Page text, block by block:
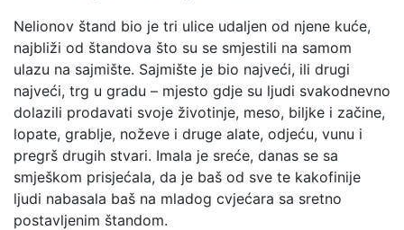
Nelionov štand bio je tri ulice udaljen od njene kuće,
najbliži od štandova što su se smjestili na samom
ulazu na sajmište. Sajmište je bio najveći, ili drugi
najveći, trg u gradu – mjesto gdje su ljudi svakodnevno
dolazili prodavati svoje životinje, meso, biljke i začine,
lopate, grablje, noževe i druge alate, odjeću, vunu i
pregrš drugih stvari. Imala je sreće, danas se sa
smješkom prisjećala, da je baš od sve te kakofinije
ljudi nabasala baš na mladog cvjećara sa sretno
postavljenim štandom.